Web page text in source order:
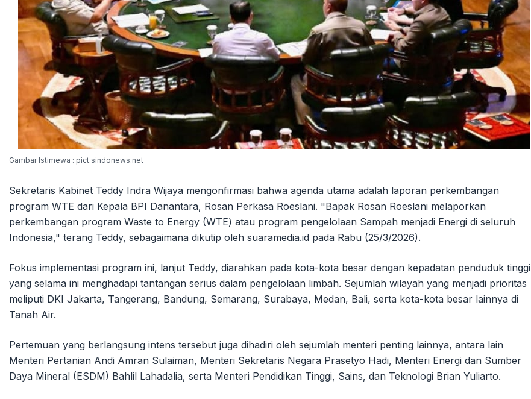
Gambar Istimewa : pict.sindonews.net
Sekretaris Kabinet Teddy Indra Wijaya mengonfirmasi bahwa agenda utama adalah laporan perkembangan
program WTE dari Kepala BPI Danantara, Rosan Perkasa Roeslani. "Bapak Rosan Roeslani melaporkan
perkembangan program Waste to Energy (WTE) atau program pengelolaan Sampah menjadi Energi di seluruh
Indonesia," terang Teddy, sebagaimana dikutip oleh suaramedia.id pada Rabu (25/3/2026).
Fokus implementasi program ini, lanjut Teddy, diarahkan pada kota-kota besar dengan kepadatan penduduk tinggi
yang selama ini menghadapi tantangan serius dalam pengelolaan limbah. Sejumlah wilayah yang menjadi prioritas
meliputi DKI Jakarta, Tangerang, Bandung, Semarang, Surabaya, Medan, Bali, serta kota-kota besar lainnya di
Tanah Air.
Pertemuan yang berlangsung intens tersebut juga dihadiri oleh sejumlah menteri penting lainnya, antara lain
Menteri Pertanian Andi Amran Sulaiman, Menteri Sekretaris Negara Prasetyo Hadi, Menteri Energi dan Sumber
Daya Mineral (ESDM) Bahlil Lahadalia, serta Menteri Pendidikan Tinggi, Sains, dan Teknologi Brian Yuliarto.